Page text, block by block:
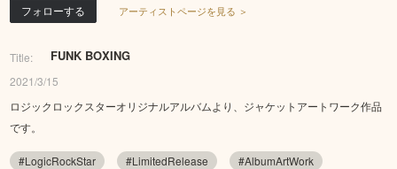
フォローする アーティストページを見る ＞
Title: FUNK BOXING
2021/3/15
ロジックロックスターオリジナルアルバムより、ジャケットアートワーク作品
です。
#LogicRockStar #LimitedRelease
#AlbumArtWork